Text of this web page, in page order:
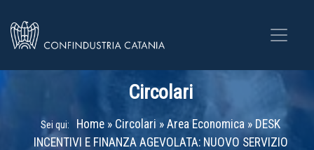
Circolari
Sei qui: Home » Circolari » Area Economica »DESK
INCENTIVI E FINANZA AGEVOLATA: NUOVO SERVIZIO